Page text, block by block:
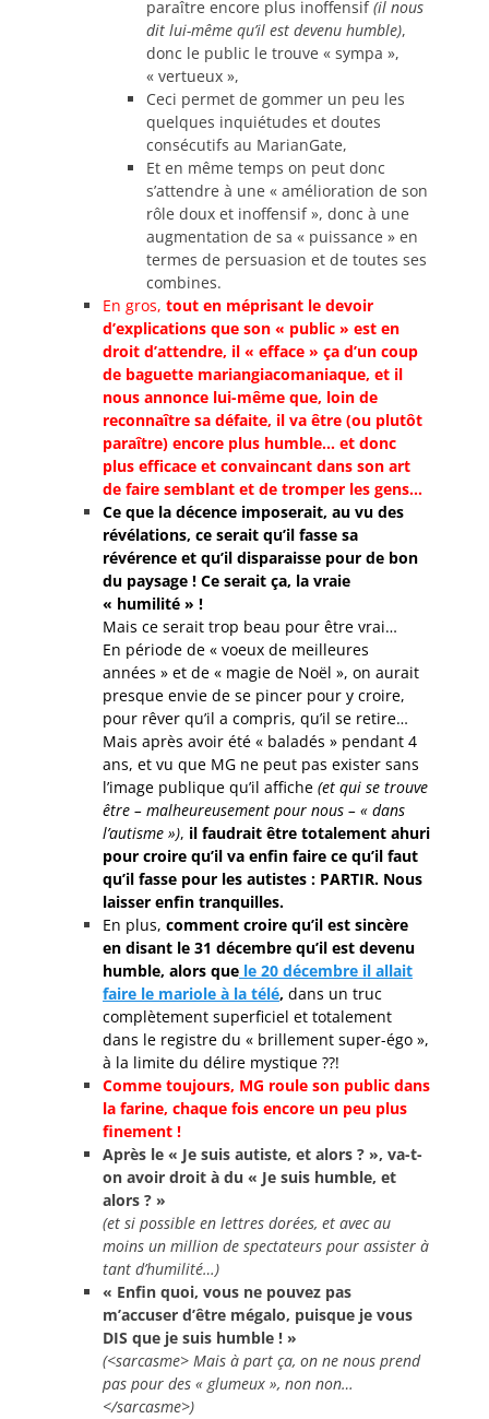
paraître encore plus inoffensif(il nous
dit lui-même qu’il est devenu humble),
donc le public le trouve « sympa »,
« vertueux »,
Ceci permet de gommer un peu les
quelques inquiétudes et doutes
consécutifs au MarianGate,
Et en même temps on peut donc
s’attendre à une « amélioration de son
rôle doux et inoffensif », donc à une
augmentation de sa « puissance » en
termes de persuasion et de toutes ses
combines.
En gros, tout en méprisant le devoir
d’explications que son « public » est en
droit d’attendre, il « efface » ça d’un coup
de baguette mariangiacomaniaque, et il
nous annonce lui-même que, loin de
reconnaître sa défaite, il va être (ou plutôt
paraître) encore plus humble… et donc
plus efficace et convaincant dans son art
de faire semblant et de tromper les gens…
Ce que la décence imposerait, au vu des
révélations, ce serait qu’il fasse sa
révérence et qu’il disparaisse pour de bon
du paysage ! Ce serait ça, la vraie
« humilité » !
Mais ce serait trop beau pour être vrai…
En période de « voeux de meilleures
années » et de « magie de Noël », on aurait
presque envie de se pincer pour y croire,
pour rêver qu’il a compris, qu’il se retire…
Mais après avoir été « baladés » pendant 4
ans, et vu que MG ne peut pas exister sans
l’image publique qu’il affiche (et qui se trouve
être – malheureusement pour nous – « dans
l’autisme »), il faudrait être totalement ahuri
pour croire qu’il va enfin faire ce qu’il faut
qu’il fasse pour les autistes : PARTIR. Nous
laisser enfin tranquilles.
En plus, comment croire qu’il est sincère
en disant le 31 décembre qu’il est devenu
humble, alors que le 20 décembre il allait
faire le mariole à la télé, dans un truc
complètement superficiel et totalement
dans le registre du « brillement super-égo »,
à la limite du délire mystique ??!
Comme toujours, MG roule son public dans
la farine, chaque fois encore un peu plus
finement !
Après le « Je suis autiste, et alors ? », va-t-
on avoir droit à du « Je suis humble, et
alors ? »
(et si possible en lettres dorées, et avec au
moins un million de spectateurs pour assister à
tant d’humilité…)
« Enfin quoi, vous ne pouvez pas
m’accuser d’être mégalo, puisque je vous
DIS que je suis humble ! »
(<sarcasme> Mais à part ça, on ne nous prend
pas pour des « glumeux », non non…
</sarcasme>)